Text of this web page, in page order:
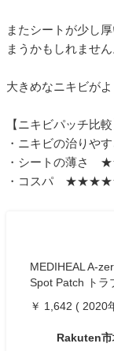
またシートが少し
まうかもしれません
大きめなニキビが
【ニキビパッチ比較
・ニキビの治り
・シートの薄
・コスパ
MEDIHEAL A-
Spot Patch トラ
￥ 1,642 ( 2020
Rakuten市